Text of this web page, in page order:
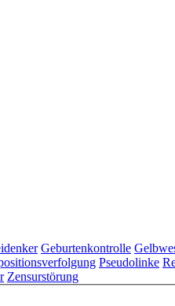
Geburtenkontrolle
Pseudolinke
Zensurstörung